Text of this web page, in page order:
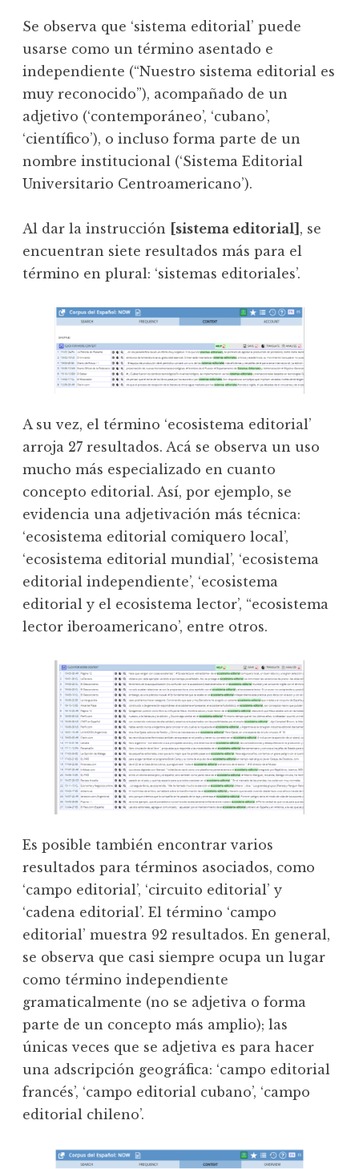
Se observa que ‘sistema editorial’ puede
usarse como un término asentado e
independiente (“Nuestro sistema editorial es
muy reconocido”), acompañado de un
adjetivo (‘contemporáneo’, ‘cubano’,
‘científico’), o incluso forma parte de un
nombre institucional (‘Sistema Editorial
Universitario Centroamericano’).
Al dar la instrucción [sistema editorial] , se
encuentran siete resultados más para el
término en plural: ‘sistemas editoriales’.
A su vez, el término ‘ecosistema editorial’
arroja 27 resultados. Acá se observa un uso
mucho más especializado en cuanto
concepto editorial. Así, por ejemplo, se
evidencia una adjetivación más técnica:
‘ecosistema editorial comiquero local’,
‘ecosistema editorial mundial’, ‘ecosistema
editorial independiente’, ‘ecosistema
editorial y el ecosistema lector’, “ecosistema
lector iberoamericano’, entre otros.
Es posible también encontrar varios
resultados para términos asociados, como
‘campo editorial’, ‘circuito editorial’ y
‘cadena editorial’. El término ‘campo
editorial’ muestra 92 resultados. En general,
se observa que casi siempre ocupa un lugar
como término independiente
gramaticalmente (no se adjetiva o forma
parte de un concepto más amplio); las
únicas veces que se adjetiva es para hacer
una adscripción geográfica: ‘campo editorial
francés’, ‘campo editorial cubano’, ‘campo
editorial chileno’.